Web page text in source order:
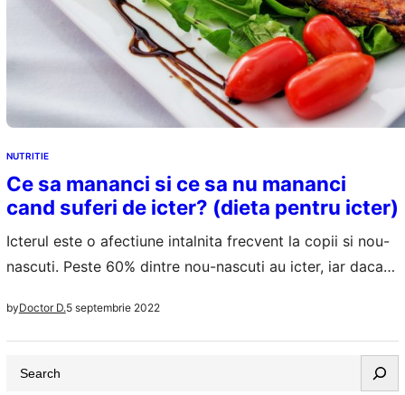
NUTRITIE
Ce sa mananci si ce sa nu mananci
cand suferi de icter? (dieta pentru icter)
Icterul este o afectiune intalnita frecvent la copii si nou-
nascuti. Peste 60% dintre nou-nascuti au icter, iar daca
de sarcina, sansele de icter cresc cu pana la 20%.
Recunosti usor icterul prin culoarea galbena a ochilor, a
albului ochilor, si a pielii pacientilor afectati. Pe langa…
byDoctor D.5 septembrie 2022